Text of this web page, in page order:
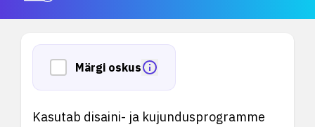
Märgi oskus
Kasutab disaini- ja kujundusprogramme